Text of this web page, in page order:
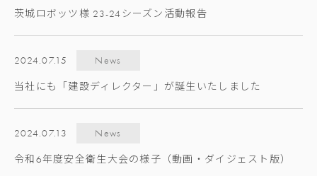
茨城ロボッツ様 23-24シーズン活動報告
2024.07.15 News
当社にも「建設ディレクター」が誕生いたしました
2024.07.13 News
令和6年度安全衛生大会の様子（動画・ダイジェスト版）